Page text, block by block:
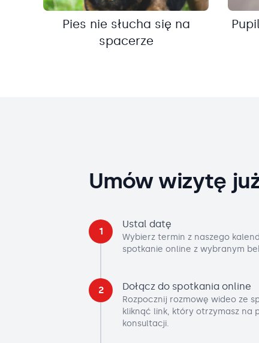
Pies nie słucha się na
spacerze
Umów wizytę
1
Ustal datę
Wybierz termin z naszego
spotkanie online z wybranym
2 Dołącz do spotkania online
Rozpocznij rozmowę wideo ze
kliknąć link, który otrzymasz na
konsultacji.